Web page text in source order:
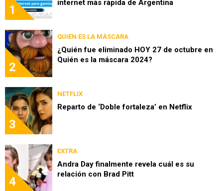
1
internet más rápida de Argentina
2
QUIÉN ES LA MÁSCARA
¿Quién fue eliminado HOY 27 de octubre en
Quién es la máscara 2024?
3
NETFLIX
Reparto de ‘Doble fortaleza’ en Netflix
4
EXTRA
Andra Day finalmente revela cuál es su
relación con Brad Pitt